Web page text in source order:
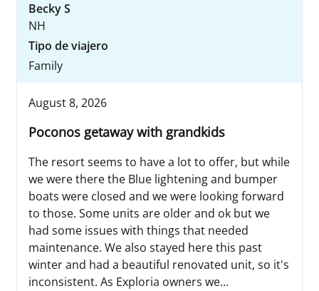
Becky S
NH
Tipo de viajero
Family
August 8, 2026
Poconos getaway with grandkids
The resort seems to have a lot to offer, but while
we were there the Blue lightening and bumper
boats were closed and we were looking forward
to those. Some units are older and ok but we
had some issues with things that needed
maintenance. We also stayed here this past
winter and had a beautiful renovated unit, so it's
inconsistent. As Exploria owners we...